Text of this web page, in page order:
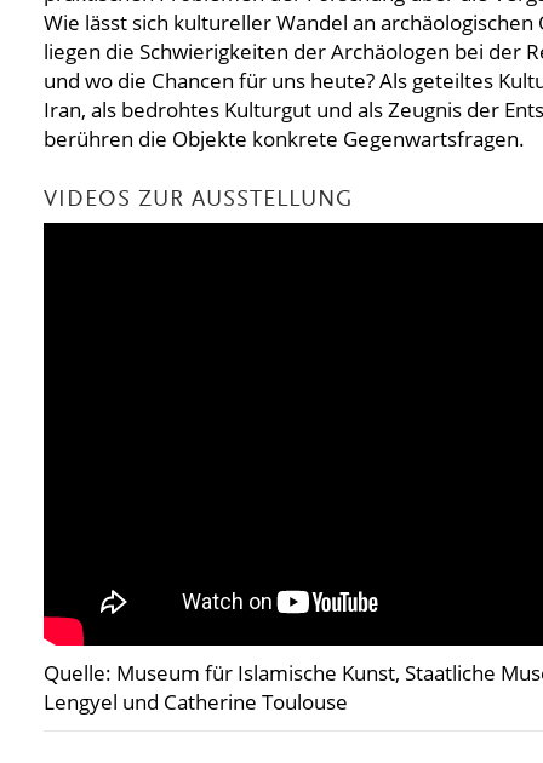
Wie lässt sich kultureller Wandel an archäologischen
liegen die Schwierigkeiten der Archäologen bei der
und wo die Chancen für uns heute? Als geteiltes
Iran, als bedrohtes Kulturgut und als Zeugnis der
berühren die Objekte konkrete Gegenwartsfragen.
VIDEOS ZUR AUSSTELLUNG
Quelle: Museum für Islamische Kunst, Staatliche
Lengyel und Catherine Toulouse